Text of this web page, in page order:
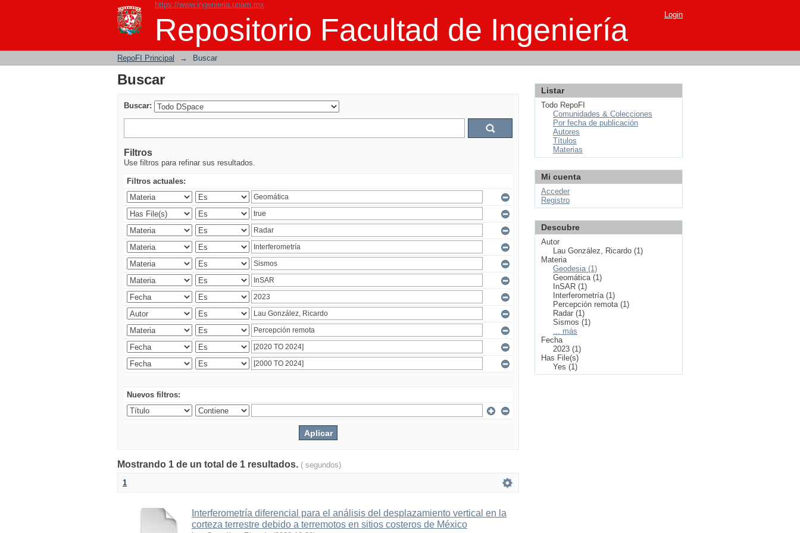
https://www.ingenieria.unam.mx
Repositorio Facultad de Ingeniería
Buscar Login
RepoFI Principal → Buscar
Buscar
Buscar:
Filtros
Use filtros para refinar sus resultados.
Filtros actuales:
Nuevos filtros:
Mostrando 1 de un total de 1 resultados. ( segundos)
1
Interferometría diferencial para el análisis del desplazamiento vertical en la
corteza terrestre debido a terremotos en sitios costeros de México
Listar
Todo RepoFI
Comunidades & Colecciones
Por fecha de publicación
Autores
Títulos
Materias
Mi cuenta
Acceder
Registro
Descubre
Autor
Lau González, Ricardo (1)
Materia
Geodesia (1)
Geomática (1)
InSAR (1)
Interferometría (1)
Percepción remota (1)
Radar (1)
Sismos (1)
... más
Fecha
2023 (1)
Has File(s)
Yes (1)